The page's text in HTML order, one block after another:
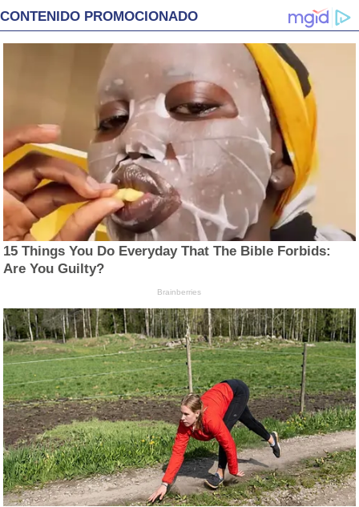
CONTENIDO PROMOCIONADO
15 Things You Do Everyday That The Bible Forbids:
Are You Guilty?
Brainberries